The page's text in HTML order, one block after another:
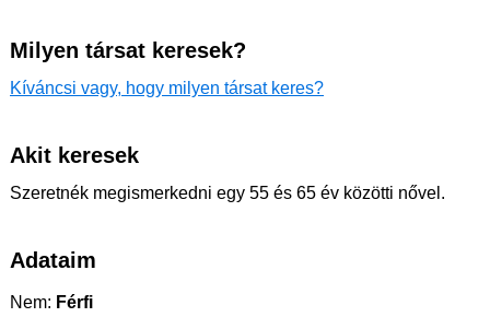
Milyen társat keresek?
Kíváncsi vagy, hogy milyen társat keres?
Akit keresek
Szeretnék megismerkedni egy 55 és 65 év közötti nővel.
Adataim
Nem: Férfi